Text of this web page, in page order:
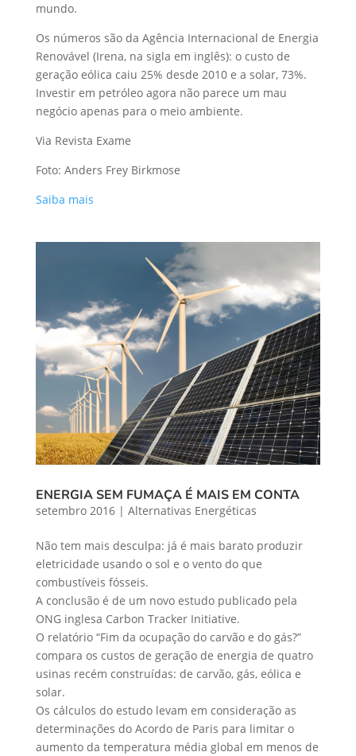
mundo.
Os números são da Agência Internacional de Energia
Renovável (Irena, na sigla em inglês): o custo de
geração eólica caiu 25% desde 2010 e a solar, 73%.
Investir em petróleo agora não parece um mau
negócio apenas para o meio ambiente.
Via Revista Exame
Foto: Anders Frey Birkmose
Saiba mais
ENERGIA SEM FUMAÇA É MAIS EM CONTA
setembro 2016| Alternativas Energéticas
Não tem mais desculpa: já é mais barato produzir
eletricidade usando o sol e o vento do que
combustíveis fósseis.
A conclusão é de um novo estudo publicado pela
ONG inglesa Carbon Tracker Initiative.
O relatório “Fim da ocupação do carvão e do gás?”
compara os custos de geração de energia de quatro
usinas recém construídas: de carvão, gás, eólica e
solar.
Os cálculos do estudo levam em consideração as
determinações do Acordo de Paris para limitar o
aumento da temperatura média global em menos de